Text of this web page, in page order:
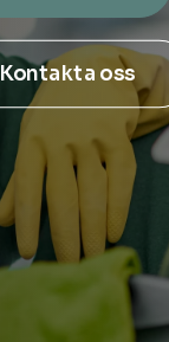
Kontakta oss